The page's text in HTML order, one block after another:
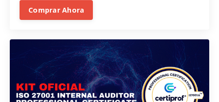
Comprar Ahora